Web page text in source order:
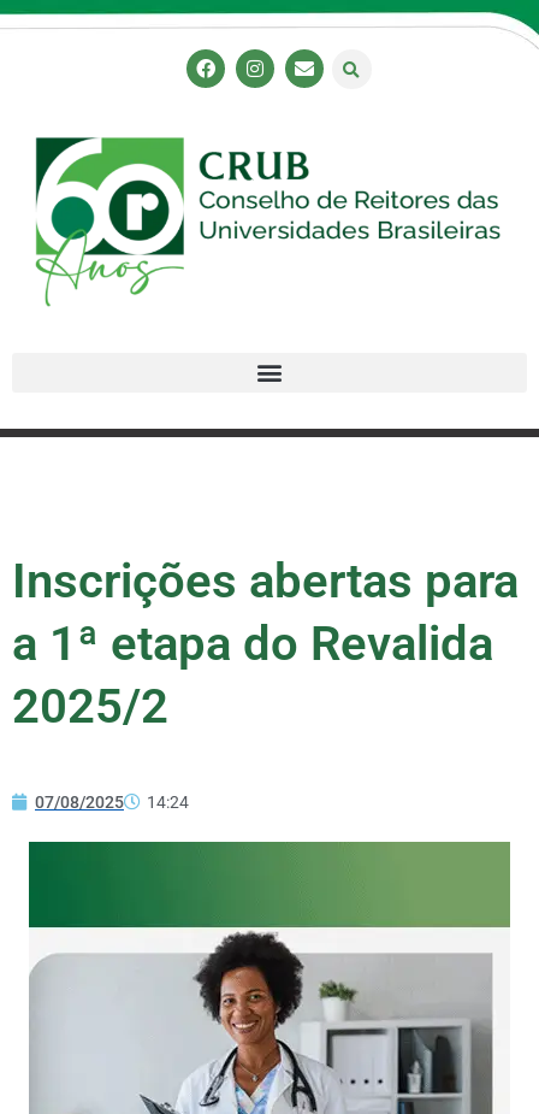
Inscrições abertas para
a 1ª etapa do Revalida
2025/2
07/08/2025 14:24